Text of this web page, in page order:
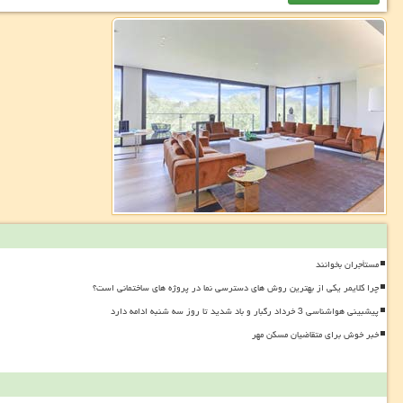
مستأجران بخوانند
چرا کلایمر یکی از بهترین روش های دسترسی نما در پروژه های ساختمانی است؟
پیشبینی هواشناسی 3 خرداد رگبار و باد شدید تا روز سه شنبه ادامه دارد
خبر خوش برای متقاضیان مسکن مهر